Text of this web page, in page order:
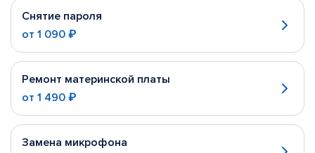
Снятие пароля
от 1 090 ₽
Ремонт материнской платы
от 1 490 ₽
Замена микрофона